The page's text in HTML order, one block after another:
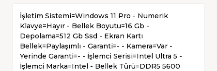
İşletim Sistemi=Windows 11 Pro - Numerik
Klavye=Hayır - Bellek Boyutu=16 Gb -
Depolama=512 Gb Ssd - Ekran Kartı
Bellek=Paylaşımlı - Garanti=- - Kamera=Var -
Yerinde Garanti=- - İşlemci Serisi=Intel Ultra 5 -
İşlemci Marka=Intel - Bellek Türü=DDR5 5600